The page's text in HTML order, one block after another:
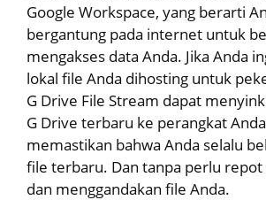
Google Workspace, yang berarti
bergantung pada internet untuk
mengakses data Anda. Jika Anda
lokal file Anda dihosting untuk
G Drive File Stream dapat
G Drive terbaru ke perangkat
memastikan bahwa Anda selalu
file terbaru. Dan tanpa perlu
dan menggandakan file Anda.